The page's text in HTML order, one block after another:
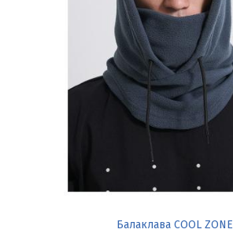
Балаклава COOL ZONE